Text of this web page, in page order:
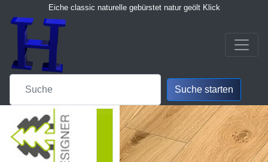
Eiche classic naturelle gebürstet natur geölt Klick